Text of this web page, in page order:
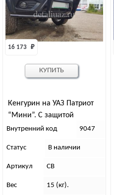
Кенгурин на УАЗ Патриот
“Мини”. С защитой
двигателя и бампера
16 173 ₽
Внутренний код 9047
Статус В наличии
Артикул СВ
Вес 15 (кг).
КУПИТЬ